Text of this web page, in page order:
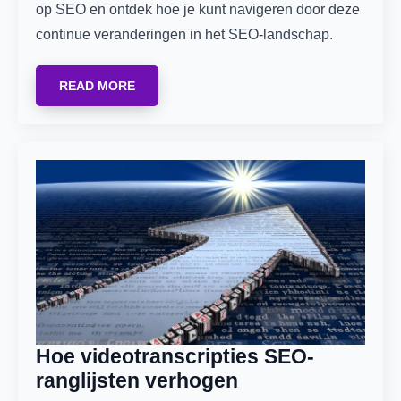
op SEO en ontdek hoe je kunt navigeren door deze
continue veranderingen in het SEO-landschap.
READ MORE
Hoe videotranscripties SEO-
ranglijsten verhogen